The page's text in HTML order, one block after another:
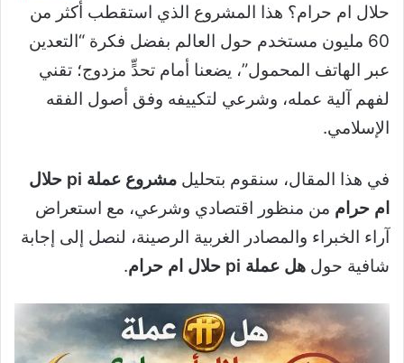
حلال ام حرام؟ هذا المشروع الذي استقطب أكثر من
60 مليون مستخدم حول العالم بفضل فكرة “التعدين
عبر الهاتف المحمول”، يضعنا أمام تحدٍّ مزدوج؛ تقني
لفهم آلية عمله، وشرعي لتكييفه وفق أصول الفقه
الإسلامي.
في هذا المقال، سنقوم بتحليل
مشروع عملة pi حلال
ام حرام من منظور اقتصادي وشرعي، مع استعراض
آراء الخبراء والمصادر الغربية الرصينة، لنصل إلى إجابة
شافية حول هل عملة pi حلال ام حرام .